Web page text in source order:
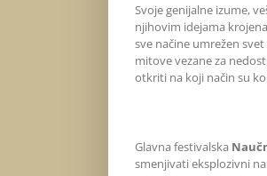
Svoje genijalne izume,
njihovim idejama
sve načine umrežen
mitove vezane za
otkriti na koji način su
Glavna festivalska
smenjivati eksplozivni